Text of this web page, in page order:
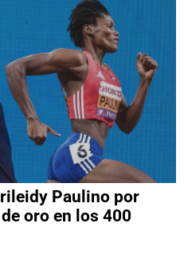
Paulino por
oro en los 400